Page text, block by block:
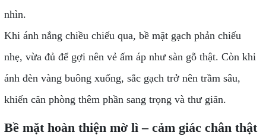
nhìn.
Khi ánh nắng chiều chiếu qua, bề mặt gạch phản chiếu
nhẹ, vừa đủ để gợi nên vẻ ấm áp như sàn gỗ thật. Còn khi
ánh đèn vàng buông xuống, sắc gạch trở nên trầm sâu,
khiến căn phòng thêm phần sang trọng và thư giãn.
Bề mặt hoàn thiện mờ lì – cảm giác chân thật